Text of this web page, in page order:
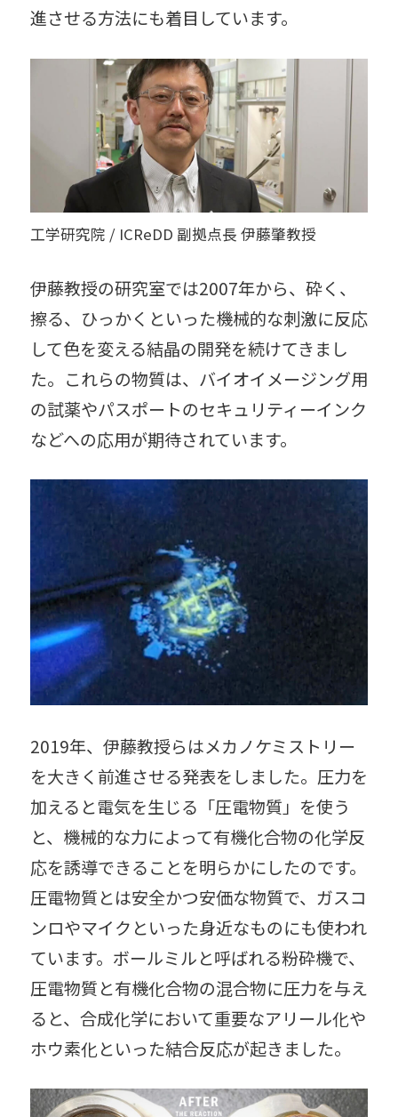
進させる方法にも着目しています。
工学研究院 / ICReDD 副拠点長 伊藤肇教授
伊藤教授の研究室では2007年から、砕く、
擦る、ひっかくといった機械的な刺激に反応
して色を変える結晶の開発を続けてきまし
た。これらの物質は、バイオイメージング用
の試薬やパスポートのセキュリティーインク
などへの応用が期待されています。
2019年、伊藤教授らはメカノケミストリー
を大きく前進させる発表をしました。圧力を
加えると電気を生じる「圧電物質」を使う
と、機械的な力によって有機化合物の化学反
応を誘導できることを明らかにしたのです。
圧電物質とは安全かつ安価な物質で、ガスコ
ンロやマイクといった身近なものにも使われ
ています。ボールミルと呼ばれる粉砕機で、
圧電物質と有機化合物の混合物に圧力を与え
ると、合成化学において重要なアリール化や
ホウ素化といった結合反応が起きました。